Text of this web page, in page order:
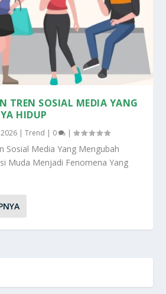
TREN SOSIAL MEDIA YANG
HIDUP
|Trend | 0 |
Sosial Media Yang Mengubah
Muda Menjadi Fenomena Yang